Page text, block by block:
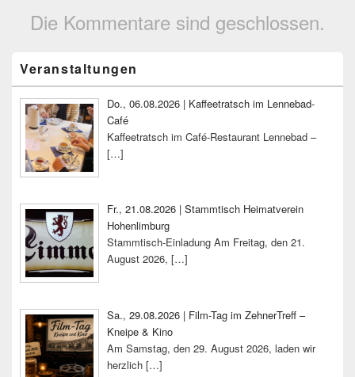
Die Kommentare sind geschlossen.
Seitenleisten-
Widgetbereich
Veranstaltungen
Do., 06.08.2026 | Kaffeetratsch im Lennebad-
Café
Kaffeetratsch im Café-Restaurant Lennebad –
[…]
Fr., 21.08.2026 | Stammtisch Heimatverein
Hohenlimburg
Stammtisch-Einladung Am Freitag, den 21.
August 2026, […]
Sa., 29.08.2026 | Film-Tag im ZehnerTreff –
Kneipe & Kino
Am Samstag, den 29. August 2026, laden wir
herzlich […]